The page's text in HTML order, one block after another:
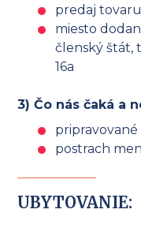
predaj tovaru
miesto
členský štát,
16a
3) Čo nás čaká a
postrach
UBYTOVANIE: